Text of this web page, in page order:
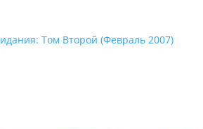
Том Второй (Февраль 2007)